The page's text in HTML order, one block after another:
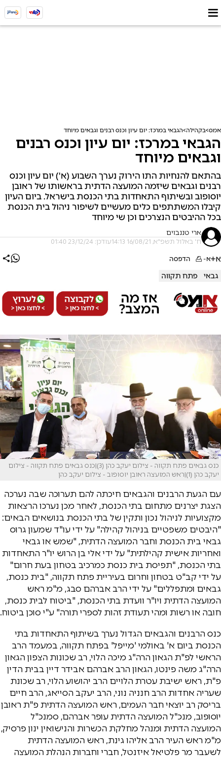
אמס בקהילה הגבאי במרכז: יום עיון וכנס רבנים וגבאים מיוחד
הגבאי במרכז: יום עיון וכנס רבנים
וגבאים מיוחד
בהתאם להנחיות התו הירוק נערך השבוע (א') יום עיון וכנס
רבנים וגבאים שיזמה המועצה הדתית בראשותו של ראובן
יוסופוב ובשיתוף התאחדות בתי הכנסת בישראל. ביום העיון
קיבלו המשתתפים כלים מעשיים לשיפור ניהול בית הכנסת
בכל ההיבטים הנצרכים וכן שי מיוחד
ארי טננבוים
ח' באלול תשפ"א, 16/08/21 14:13 עודכן: 23/12/24 01:40
א+א- הדפסה
גבאי פתח תקווה
כנס גבאים פתח תקווה - צילום יעקב כהן (3)|כנס גבאים פתח תקווה - צילום
יעקב כהן (1)|ראש המועצה ראובן יוסופוב - צילום יעקב כהן
עם הגעת הרבנים והגבאים חיכתה להם תערוכה שבה נערכה
הצגת יצרנים מתחום בתי הכנסת, לאחר מכן נערכו הרצאות
מקצועיות לניהול נכון ותקין של בתי הכנסת בנושאים הבאים:
"היבטים משפטיים בניהול קהילה" על ידי עו"ד שמעון גרוס
גבאי בית הכנסת וחבר המועצה הדתית, "שמש או גבאי
ואחריות אישית קהילתית" על ידי אלי בן הרוש יו"ר התאחדות
בתי הכנסת, "תפיסת בית כנסת כמרכיב בטחון בעת חרום"
על ידי קב"ט בטחון וחרום בעיריית פתח תקווה, "בית כנסת,
גבאים ומתפללים" על ידי הרב אברהם סבג, מ"מ ראש
המועצה הדתית ויו"ר וועדת בתי הכנסת, "ביטוח לבית כנסת,
חובה או רשות ומהי תעודת זהות לספרי תורה" ע"י סוכן ביטוח.
כנס הרבנים והגבאים הגדול נערך בשיתוף התאחדות בתי
הכנסת ביום א' באולמי 'מייפל' בפתח תקווה, במעמד הרב
הראשי לפ"ת הגאון הרה"ג מיכה הלוי, רב שכונות הצפון הגאון
הרה"ג משה פינטו, הגאון הרב אברהם אבידר דיין בבית הדין
פ"ת, ראש ישיבת עטרת הלויים הרב יהושוע הלוי, רב שכונת
שעריה אחדות הרב חנניה נוני, הרב יעקב הסייאג, הרב חיים
בריסק רב יוצאי חבר העמים, ראש המועצה הדתית פ"ת ראובן
יוסופוב, מנכ"ל המועצה הדתית עופר אברהם, סמנכ"ל
המועצה הדתית ומנהל מחלקת הכשרות והנישואין ינון פרסיק,
מ"מ ראש העיר הרב אליהו גינת, ראש המועצה הדתית
לשעבר מר פלטיאל איזנטל, חברי וחברות הנהלת המועצה